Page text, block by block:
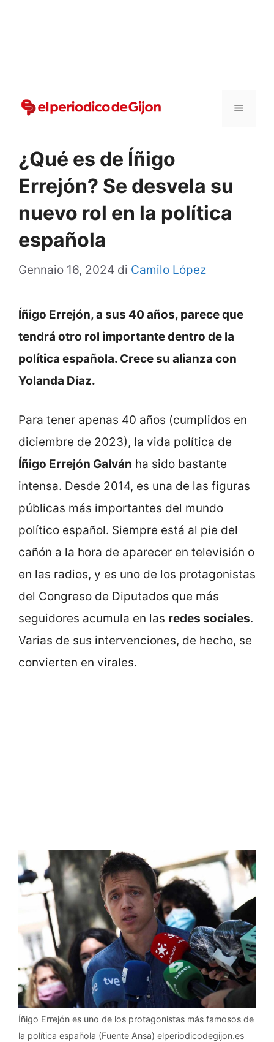
Menu
¿Qué es de Íñigo
Errejón? Se desvela su
nuevo rol en la política
española
Gennaio 16, 2024 di Camilo López
Íñigo Errejón, a sus 40 años, parece que
tendrá otro rol importante dentro de la
política española. Crece su alianza con
Yolanda Díaz.
Para tener apenas 40 años (cumplidos en
diciembre de 2023), la vida política de
Íñigo Errejón Galván ha sido bastante
intensa. Desde 2014, es una de las figuras
públicas más importantes del mundo
político español. Siempre está al pie del
cañón a la hora de aparecer en televisión o
en las radios, y es uno de los protagonistas
del Congreso de Diputados que más
seguidores acumula en las redes sociales.
Varias de sus intervenciones, de hecho, se
convierten en virales.
Íñigo Errejón es uno de los protagonistas más famosos de
la política española (Fuente Ansa) elperiodicodegijon.es